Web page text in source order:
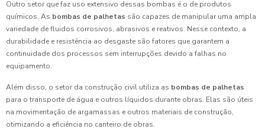
Outro setor que faz uso extensivo dessas bombas é o de produtos
químicos. As bombas de palhetas são capazes de manipular uma ampla
variedade de fluidos corrosivos, abrasivos e reativos. Nesse contexto, a
durabilidade e resistência ao desgaste são fatores que garantem a
continuidade dos processos sem interrupções devido a falhas no
equipamento.
Além disso, o setor da construção civil utiliza as bombas de palhetas
para o transporte de água e outros líquidos durante obras. Elas são úteis
na movimentação de argamassas e outros materiais de construção,
otimizando a eficiência no canteiro de obras.